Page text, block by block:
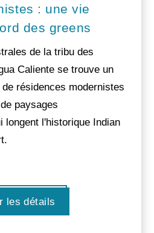
: une vie
des greens
de la tribu des
Caliente se trouve un
résidences modernistes
paysages
longent l'historique Indian
les détails